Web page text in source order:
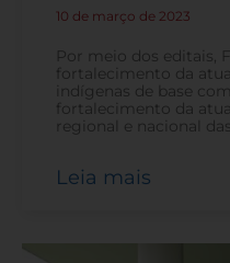
10 de março de 2023
Por meio dos editais,
fortalecimento da
indígenas de base
fortalecimento da
regional e nacional
Leia mais